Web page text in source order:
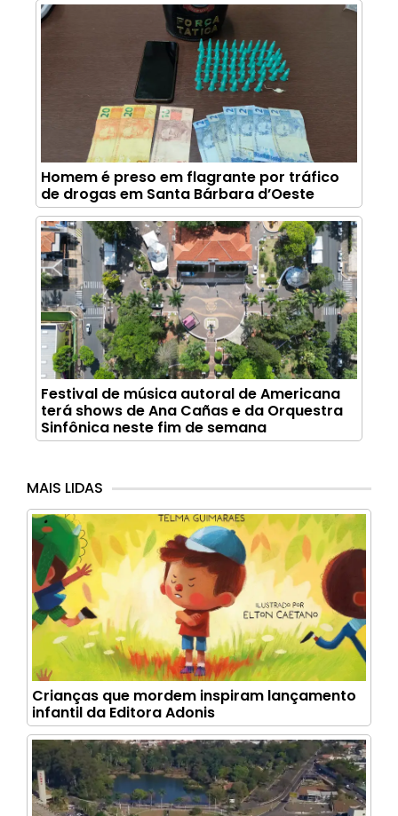
Homem é preso em flagrante por tráfico
de drogas em Santa Bárbara d’Oeste
Festival de música autoral de Americana
terá shows de Ana Cañas e da Orquestra
Sinfônica neste fim de semana
MAIS LIDAS
Crianças que mordem inspiram lançamento
infantil da Editora Adonis